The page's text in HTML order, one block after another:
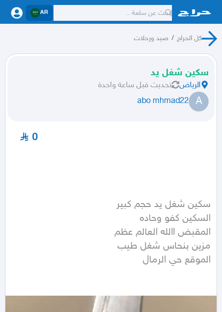
AR
كل الحراج / صيد ورحلات
سكين شغل يد
الرياض تحديث قبل ساعة واحدة
A
abo mhmad22
0
الموقع حي الرمال